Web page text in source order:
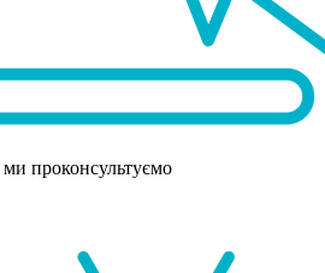
проконсультуємо